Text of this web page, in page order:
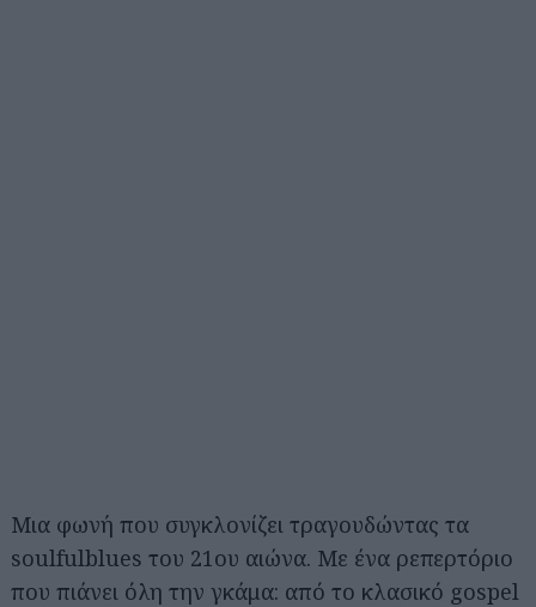
Μια φωνή που συγκλονίζει τραγουδώντας τα
soulfulblues του 21ου αιώνα. Με ένα ρεπερτόριο
που πιάνει όλη την γκάμα: από το κλασικό gospel